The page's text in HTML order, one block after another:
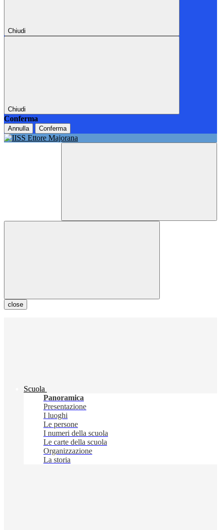
Chiudi
Chiudi
Conferma
Annulla Conferma
close
Scuola
Panoramica
Presentazione
I luoghi
Le persone
I numeri della scuola
Le carte della scuola
Organizzazione
La storia